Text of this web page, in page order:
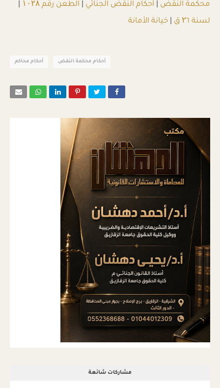
محكمة النقض أحكام النقض الجنائي الطعن رقم ۱۰۲۸
لسنة ۲٦ ق
خيانة الأمانة
أحكام محاكم أحكام محكمة النقض
مشاركات شائعة